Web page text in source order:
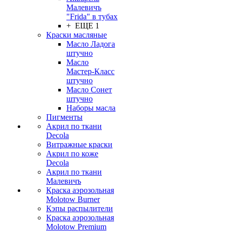
Малевичъ
"Frida" в тубах
+ ЕЩЕ 1
Краски масляные
Масло Ладога
штучно
Масло
Мастер-Класс
штучно
Масло Сонет
штучно
Наборы масла
Пигменты
Акрил по ткани
Decola
Витражные краски
Акрил по коже
Decola
Акрил по ткани
Малевичъ
Краска аэрозольная
Molotow Burner
Кэпы распылители
Краска аэрозольная
Molotow Premium